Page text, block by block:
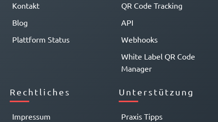
Kontakt
Blog
Plattform Status
QR Code Tracking
API
Webhooks
White Label QR Code
Manager
Rechtliches
Impressum
Unterstützung
Praxis Tipps